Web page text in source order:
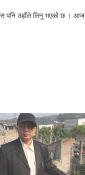
पनि उहाँले लिनु भएको छ । आज